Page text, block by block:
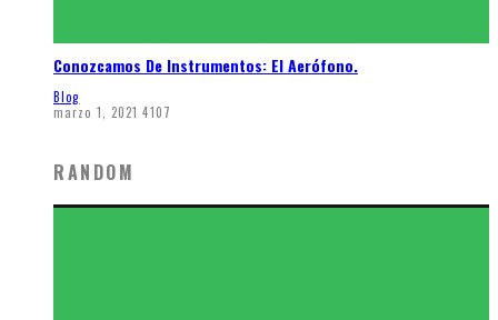
Conozcamos De Instrumentos: El Aerófono.
Blog
marzo 1, 2021 4107
RANDOM